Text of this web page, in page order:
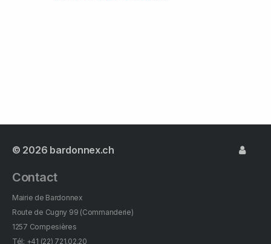
© 2026 bardonnex.ch
Contact
Mairie de Bardonnex
Route de Cugny 99 (Commanderie)
1257 Compesières
Tél: +41 (22) 721.02.20